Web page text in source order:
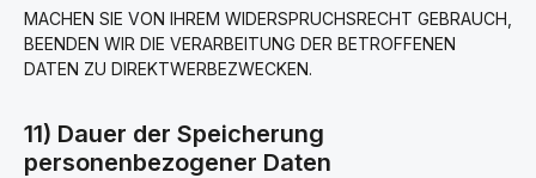
MACHEN SIE VON IHREM WIDERSPRUCHSRECHT GEBRAUCH,
BEENDEN WIR DIE VERARBEITUNG DER BETROFFENEN
DATEN ZU DIREKTWERBEZWECKEN.
11) Dauer der Speicherung
personenbezogener Daten